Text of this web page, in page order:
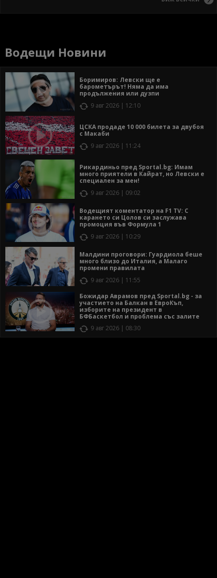
Водещи Новини
Боримиров: Левски ще е
барометърът! Няма да има
продължения или дузпи
9 авг 2026 | 12:10
ЦСКА продаде 10 000 билета за двубоя
с Макаби
9 авг 2026 | 11:24
Рикардиньо пред Sportal.bg: Имам
много приятели в Кайрат, но Левски е
специален за мен!
9 авг 2026 | 09:02
Водещият коментатор на F1 TV: С
карането си Цолов си заслужава
промоция във Формула 1
9 авг 2026 | 10:29
Малдини проговори: Гуардиола беше
много близо до Италия, а Малаго
промени правилата
9 авг 2026 | 11:55
Божидар Аврамов пред Sportal.bg - за
участието на Балкан в ЕвроКъп,
изборите на президент в
БФБаскетбол и проблема със залите
9 авг 2026 | 08:30